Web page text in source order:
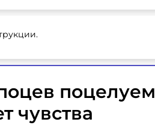
поцелуем
чувства